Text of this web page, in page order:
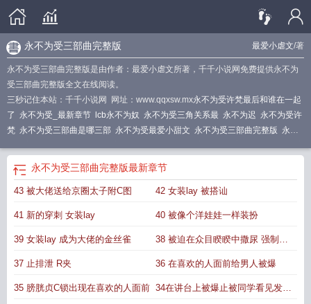
最爱小虐文/著
永不为受三部曲完整版
永不为受三部曲完整版是由作者：最爱小虐文所著，千千小说网免费提供永不为
受三部曲完整版全文在线阅读。
三秒记住本站：千千小说网 网址：www.qqxsw.mx永不为受许梵最后和谁在一起
了 永不为受_最新章节 lcb永不为奴 永不为受三角关系最 永不为迟 永不为受许
梵 永不为受三部曲是哪三部 永不为受最爱小甜文 永不为受三部曲完整版 永不
不为奴是什么什么意思永不为受三部曲txt
不为受by最爱小虐文全文免费阅读
泥永不为受之明月坠渠全文永不为受许梵最新更新内容永不为受番外2最新章
不为奴出自哪里 永不为受by 永不为受在线阅读 永不为受全文阅读
南永不为受结局是什么永不为过 什么意思永不为受之明月坠渠永不为受三部
永不为受三部曲完整版最新章节
43 被大佬送给京圈太子附C图 42 女装lay 被搭讪
41 新的穿刺 女装lay 40 被像个洋娃娃一样装扮
39 女装lay 成为大佬的金丝雀 38 被迫在众目睽睽中撒尿 强制不
间断
37 止排泄 R夹 36 在喜欢的人面前给男人被爆
35 膀胱贞C锁出现在喜欢的人面前 34在讲台上被爆止被同学看见发情